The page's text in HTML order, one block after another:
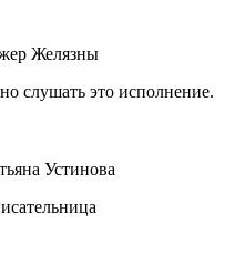
Желязны
слушать это исполнение.
Устинова